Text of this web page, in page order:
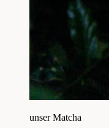
unser Matcha